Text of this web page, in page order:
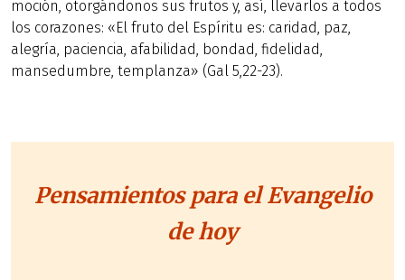
moción, otorgándonos sus frutos y, así, llevarlos a todos
los corazones: «El fruto del Espíritu es: caridad, paz,
alegría, paciencia, afabilidad, bondad, fidelidad,
mansedumbre, templanza» (Gal 5,22-23).
Pensamientos para el Evangelio
de hoy